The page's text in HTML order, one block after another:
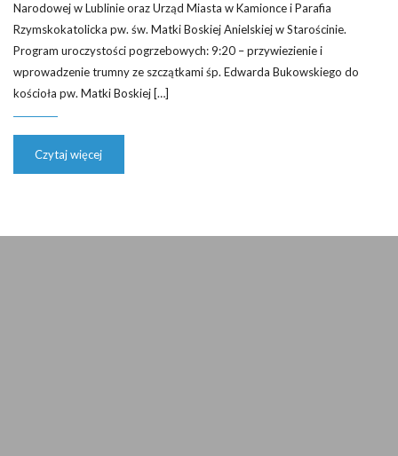
Narodowej w Lublinie oraz Urząd Miasta w Kamionce i Parafia
Rzymskokatolicka pw. św. Matki Boskiej Anielskiej w Starościnie.
Program uroczystości pogrzebowych: 9:20 – przywiezienie i
wprowadzenie trumny ze szczątkami śp. Edwarda Bukowskiego do
kościoła pw. Matki Boskiej […]
Czytaj więcej